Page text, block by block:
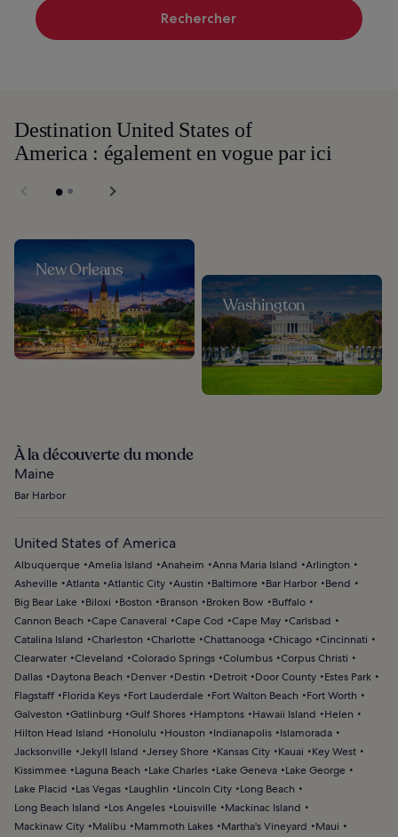
Rechercher
Destination United States of
America : également en vogue par ici
New Orleans
Washington
À la découverte du monde
Maine
Bar Harbor
United States of America
Albuquerque Amelia Island Anaheim Anna Maria Island
Arlington
Asheville Atlanta Atlantic City Austin Baltimore Bar Harbor
Bend
Big Bear Lake
Biloxi Boston Branson Broken Bow
Buffalo
Cannon Beach
Cape Canaveral Cape Cod Cape May Carlsbad
Catalina Island
Charleston Charlotte Chattanooga Chicago Cincinnati
Clearwater Cleveland Colorado Springs Columbus Corpus Christi
Dallas
Daytona Beach Denver Destin Detroit Door County
Estes Park
Flagstaff
Florida Keys Fort Lauderdale Fort Walton Beach
Fort Worth
Galveston
Gatlinburg Gulf Shores Hamptons Hawaii Island
Helen
Hilton Head Island
Honolulu Houston Indianapolis
Islamorada
Jacksonville Jekyll Island Jersey Shore Kansas City Kauai
Key West
Kissimmee
Laguna Beach Lake Charles Lake Geneva
Lake George
Lake Placid
Las Vegas Laughlin Lincoln City
Long Beach
Long Beach Island
Los Angeles Louisville
Mackinac Island
Mackinaw City
Malibu Mammoth Lakes Martha's Vineyard
Maui